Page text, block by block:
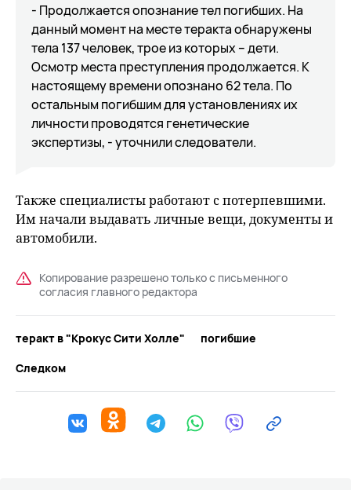
- Продолжается опознание тел погибших. На
данный момент на месте теракта обнаружены
тела 137 человек, трое из которых – дети.
Осмотр места преступления продолжается. К
настоящему времени опознано 62 тела. По
остальным погибшим для установлениях их
личности проводятся генетические
экспертизы, - уточнили следователи.
Также специалисты работают с потерпевшими.
Им начали выдавать личные вещи, документы и
автомобили.
Копирование разрешено только с письменного
согласия главного редактора
теракт в "Крокус Сити Холле"
погибшие
Следком